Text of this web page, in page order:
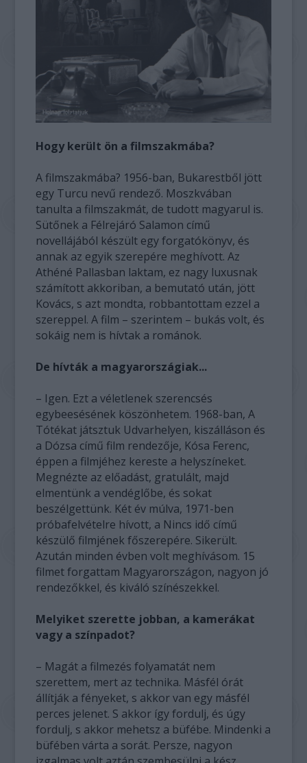
Hogy került ön a filmszakmába?
A filmszakmába? 1956-ban, Bukarestből jött
egy Turcu nevű rendező. Moszkvában
tanulta a filmszakmát, de tudott magyarul is.
Sütőnek a Félrejáró Salamon című
novellájából készült egy forgatókönyv, és
annak az egyik szerepére meghívott. Az
Athéné Pallasban laktam, ez nagy luxusnak
számított akkoriban, a bemutató után, jött
Kovács, s azt mondta, robbantottam ezzel a
szereppel. A film – szerintem – bukás volt, és
sokáig nem is hívtak a románok.
De hívták a magyarországiak...
– Igen. Ezt a véletlenek szerencsés
egybeesésének köszönhetem. 1968-ban, A
Tótékat játsztuk Udvarhelyen, kiszálláson és
a Dózsa című film rendezője, Kósa Ferenc,
éppen a filmjéhez kereste a helyszíneket.
Megnézte az előadást, gratulált, majd
elmentünk a vendéglőbe, és sokat
beszélgettünk. Két év múlva, 1971-ben
próbafelvételre hívott, a Nincs idő című
készülő filmjének főszerepére. Sikerült.
Azután minden évben volt meghívásom. 15
filmet forgattam Magyarországon, nagyon jó
rendezőkkel, és kiváló színészekkel.
Melyiket szerette jobban, a kamerákat
vagy a színpadot?
– Magát a filmezés folyamatát nem
szerettem, mert az technika. Másfél órát
állítják a fényeket, s akkor van egy másfél
perces jelenet. S akkor így fordulj, és úgy
fordulj, s akkor mehetsz a büfébe. Mindenki a
büfében várta a sorát. Persze, nagyon